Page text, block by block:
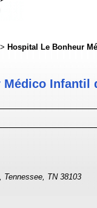
Hospital Le Bonheur
Médico Infantil
Tennessee, TN 38103